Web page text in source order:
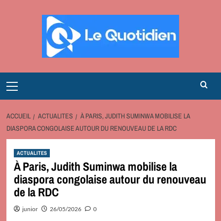
Menu
ACCUEIL ACTUALITES
À PARIS, JUDITH SUMINWA MOBILISE LA
DIASPORA CONGOLAISE AUTOUR DU RENOUVEAU DE LA RDC
ACTUALITES
À Paris, Judith Suminwa mobilise la
diaspora congolaise autour du renouveau
de la RDC
junior 26/05/2026 0